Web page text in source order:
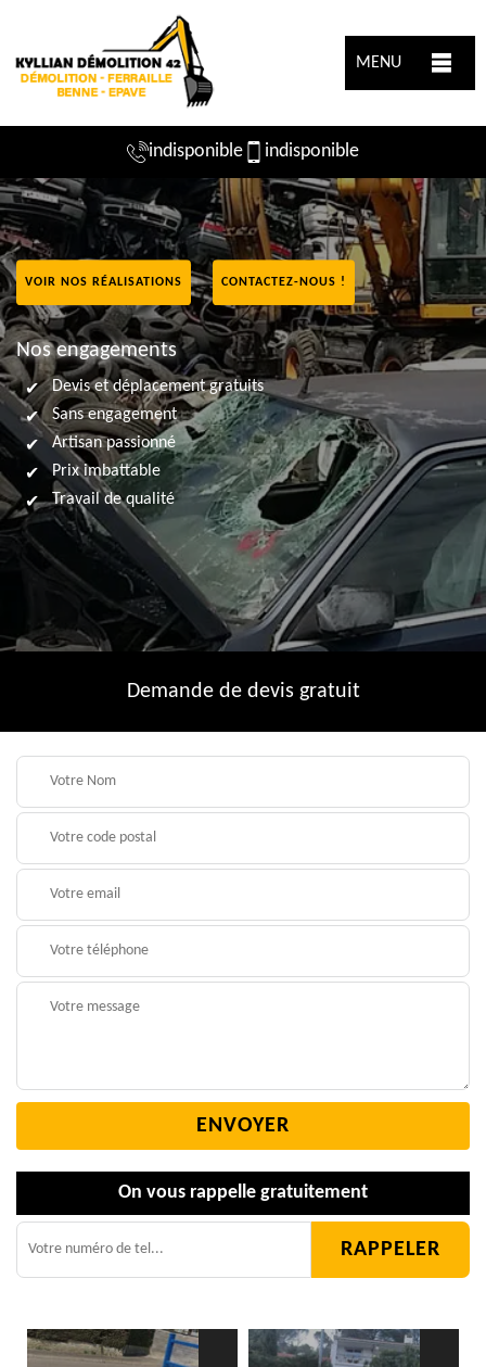
MENU
indisponible indisponible
VOIR NOS RÉALISATIONS CONTACTEZ-NOUS !
Nos engagements
Devis et déplacement gratuits
Sans engagement
Artisan passionné
Prix imbattable
Travail de qualité
Demande de devis gratuit
On vous rappelle gratuitement